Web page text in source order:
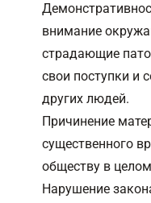
внимание
страдающие
свои поступки и
других людей.
Причинение
существенного
обществу в
Нарушение